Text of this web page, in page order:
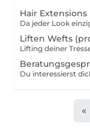
Hair Extensions
Liften Wefts
«